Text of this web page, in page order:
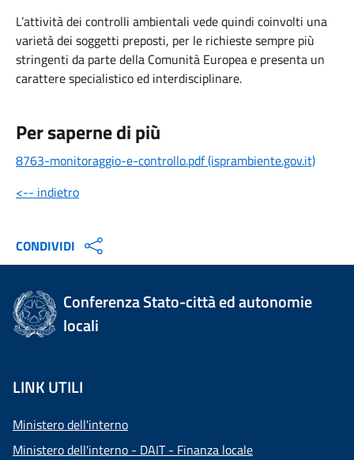
L’attività dei controlli ambientali vede quindi coinvolti una
varietà dei soggetti preposti, per le richieste sempre più
stringenti da parte della Comunità Europea e presenta un
carattere specialistico ed interdisciplinare.
Per saperne di più
8763-monitoraggio-e-controllo.pdf (isprambiente.gov.it)
<-- indietro
CONDIVIDI
Conferenza Stato-città ed autonomie
locali
LINK UTILI
Ministero dell'interno
Ministero dell'interno - DAIT - Finanza locale